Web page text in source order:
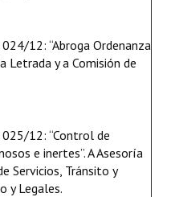
12: “Abroga Ordenanza
Letrada y a Comisión de
12: “Control de
e inertes”. A Asesoría
Servicios, Tránsito y
y Legales.